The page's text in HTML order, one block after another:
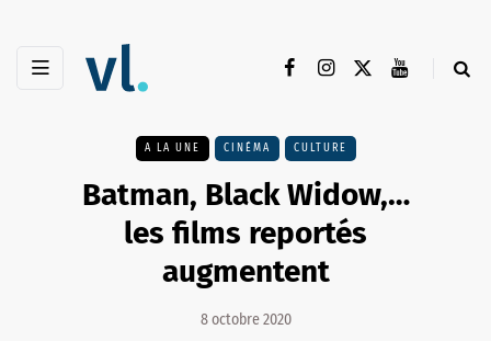
A LA UNE CINÉMA CULTURE
Batman, Black Widow,…
les films reportés
augmentent
8 octobre 2020